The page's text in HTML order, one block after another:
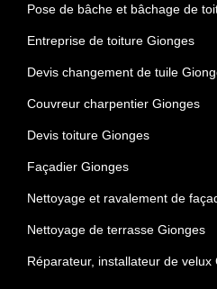
Pose de bâche et bâchage de
Entreprise de toiture Gionges
Devis changement de tuile
Couvreur charpentier Gionges
Devis toiture Gionges
Façadier Gionges
Nettoyage et ravalement de
Nettoyage de terrasse Gionges
Réparateur, installateur de velux